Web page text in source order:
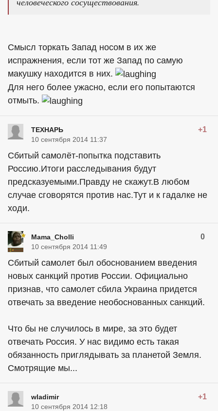
Смысл торкать Запад носом в их же
испражнения, если тот же Запад по самую
макушку находится в них.
Для него более ужасно, если его попытаются
отмыть.
ТЕХНАРЬ +1
10 сентября 2014 11:37
Сбитый самолёт-попытка подставить
Россию.Итоги расследывания будут
предсказуемыми.Правду не скажут.В любом
случае сговорятся против нас.Тут и к гадалке не
ходи.
Mama_Cholli 0
10 сентября 2014 11:49
Сбитый самолет был обоснованием введения
новых санкций против России. Официально
признав, что самолет сбила Украина придется
отвечать за введение необоснованных санкций.
Что бы не случилось в мире, за это будет
отвечать Россия. У нас видимо есть такая
обязанность приглядывать за планетой Земля.
Смотрящие мы...
wladimir +1
10 сентября 2014 12:18